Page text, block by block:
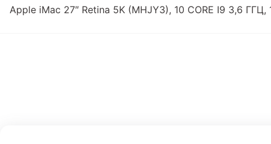
Apple iMac 27″ Retina 5K (MHJY3), 10 CORE I9 3,6